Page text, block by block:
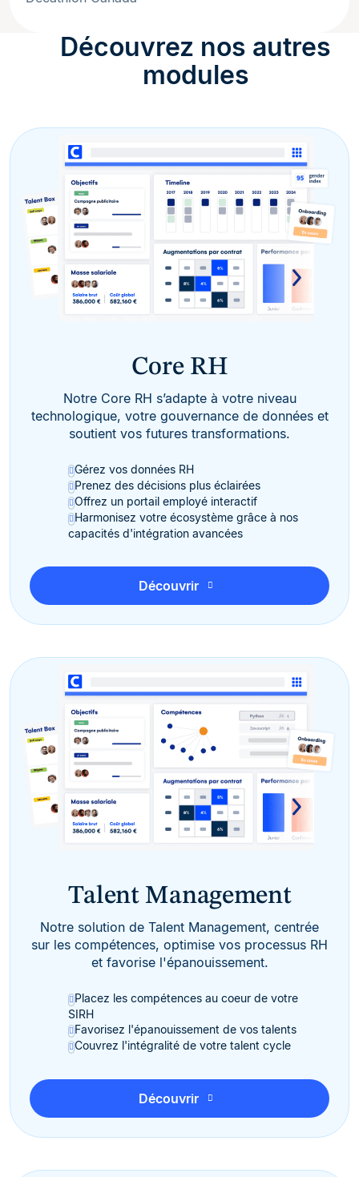
Découvrez nos autres
modules
Core RH
Notre Core RH s’adapte à votre niveau
technologique, votre gouvernance de données et
soutient vos futures transformations.
Gérez vos données RH
Prenez des décisions plus éclairées
Offrez un portail employé interactif
Harmonisez votre écosystème grâce à nos
capacités d'intégration avancées
Découvrir
Talent Management
Notre solution de Talent Management, centrée
sur les compétences, optimise vos processus RH
et favorise l'épanouissement.
Placez les compétences au coeur de votre
SIRH
Favorisez l'épanouissement de vos talents
Couvrez l'intégralité de votre talent cycle
Découvrir